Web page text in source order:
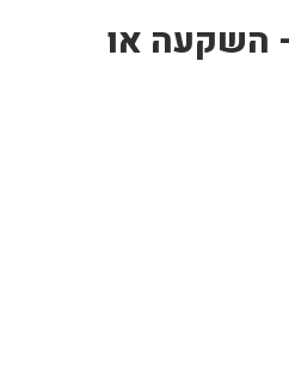
השקעה או